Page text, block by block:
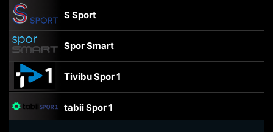
S Sport
Spor Smart
Tivibu Spor 1
tabii Spor 1